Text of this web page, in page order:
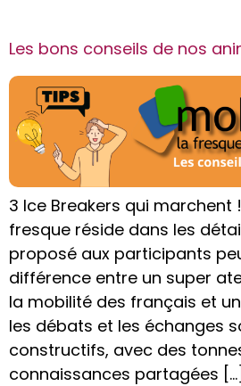
Les bons conseils de nos
3 Ice Breakers qui marchent
fresque réside dans les
proposé aux participants
différence entre un super
la mobilité des français et
les débats et les échanges
constructifs, avec des
connaissances partagées […]